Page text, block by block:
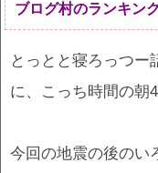
ブログ村のランキン
とっとと寝ろっつー
に、こっち時間の朝
今回の地震の後のい